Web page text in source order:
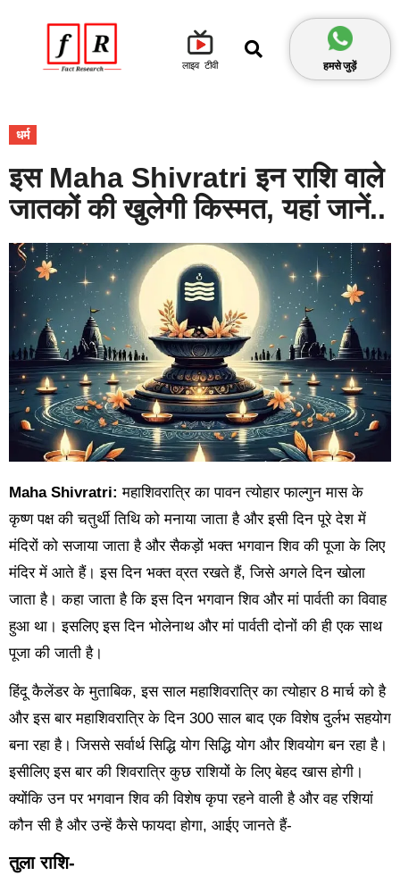
लाइव टीवी हमसे जुड़ें
धर्म
इस Maha Shivratri इन राशि वाले
जातकों की खुलेगी किस्मत, यहां जानें..
Maha Shivratri: महाशिवरात्रि का पावन त्योहार फाल्गुन मास के
कृष्ण पक्ष की चतुर्थी तिथि को मनाया जाता है और इसी दिन पूरे देश में
मंदिरों को सजाया जाता है और सैकड़ों भक्त भगवान शिव की पूजा के लिए
मंदिर में आते हैं। इस दिन भक्त व्रत रखते हैं, जिसे अगले दिन खोला
जाता है। कहा जाता है कि इस दिन भगवान शिव और मां पार्वती का विवाह
हुआ था। इसलिए इस दिन भोलेनाथ और मां पार्वती दोनों की ही एक साथ
पूजा की जाती है।
हिंदू कैलेंडर के मुताबिक, इस साल महाशिवरात्रि का त्योहार 8 मार्च को है
और इस बार महाशिवरात्रि के दिन 300 साल बाद एक विशेष दुर्लभ सहयोग
बना रहा है। जिससे सर्वार्थ सिद्धि योग सिद्धि योग और शिवयोग बन रहा है।
इसीलिए इस बार की शिवरात्रि कुछ राशियों के लिए बेहद खास होगी।
क्योंकि उन पर भगवान शिव की विशेष कृपा रहने वाली है और वह रशियां
कौन सी है और उन्हें कैसे फायदा होगा, आईए जानते हैं-
तुला राशि-